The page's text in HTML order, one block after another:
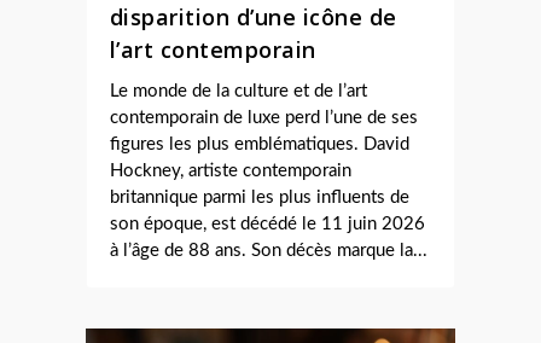
disparition d’une icône de
l’art contemporain
Le monde de la culture et de l’art
contemporain de luxe perd l’une de ses
figures les plus emblématiques. David
Hockney, artiste contemporain
britannique parmi les plus influents de
son époque, est décédé le 11 juin 2026
à l’âge de 88 ans. Son décès marque la...